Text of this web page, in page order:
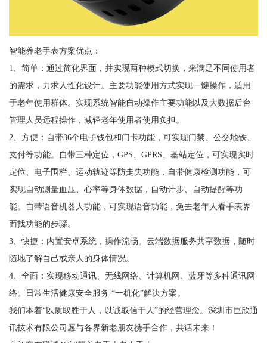
智能养老手表方案优点：
1、简单：通过简化界面，并实现两种模式切换，来满足不同使用者
的需求，力求人性化设计。主要功能使用方式实现一键操作，适用
于老年使用群体。实现系统智能自动操作主要功能以及大数据后台
管理人员远程操作，减轻老年使用者使用负担。
2、方便：自带36个电子钱包和门卡功能，可实现门禁、公交地铁、
支付等功能。自带三种定位，GPS、GPRS、基站定位，可实现实时
定位、电子围栏、运动轨迹等防走失功能，自带健康检测功能，可
实现自动测量血压、心率等身体数据，自动计步、自动提醒等功
能。自带语音机器人功能，可实现语音功能，免去老年人看手表界
面找功能的步骤。
3、快捷：内置安卓系统，操作流畅。云端数据服务共享数据，随时
随地了解自己或亲人的身体情况。
4、全面：实现移动通讯、无线网络、计算机网、蓝牙等多种通讯网
络。日常生活健康安全服务 “一机化”解决方案。
我们本着“以质取胜于人，以诚取信于人”的经营理念。深圳市巨欣通
讯技术有限公司愿与各界新老朋友携手合作，共话未来！